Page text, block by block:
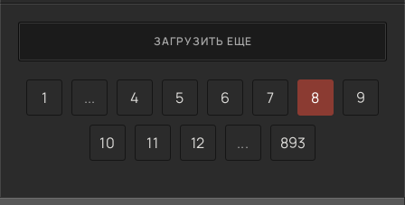
состоянию здоровья. Базз Уанчек после ранения в голову
страдает головными болями, припадками и провалами в
памяти, а у Джорджа Копленда резко ухудшилось зрение.
Возвращение Джонни становится неожиданностью для
его жены Хелен, которая за время отсутствия
ЗАГРУЗИТЬ ЕЩЕ
1 ... 4 5 6 7 8 9
10 11 12 ... 893